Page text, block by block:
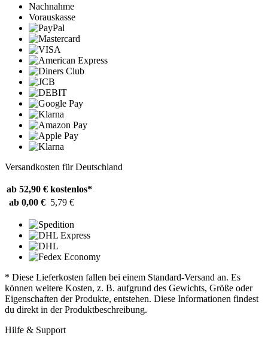
Nachnahme
Vorauskasse
Versandkosten für Deutschland
ab 52,90 € kostenlos*
ab 0,00 € 5,79 €
* Diese Lieferkosten fallen bei einem Standard-Versand an. Es
können weitere Kosten, z. B. aufgrund des Gewichts, Größe oder
Eigenschaften der Produkte, entstehen. Diese Informationen findest
du direkt in der Produktbeschreibung.
Hilfe & Support